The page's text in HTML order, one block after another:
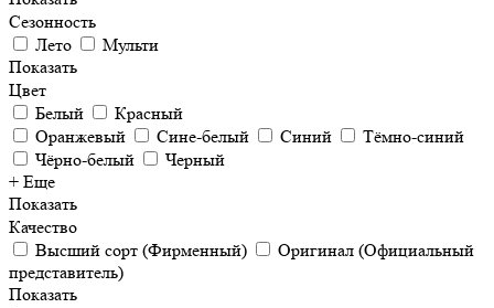
Сезонность
Лето
Мульти
Показать
Цвет
Белый
Красный
Оранжевый
Сине-белый Синий
Тёмно-синий
Чёрно-белый
Черный
+ Еще
Показать
Качество
Высший сорт (Фирменный)
Оригинал (Официальный
представитель)
Показать